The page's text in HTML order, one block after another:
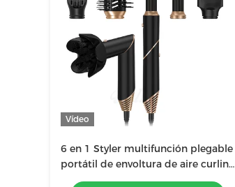
Vídeo
6 en 1 Styler multifunción plegable
portátil de envoltura de aire curling
nuevo diseño de viaje cepillado de